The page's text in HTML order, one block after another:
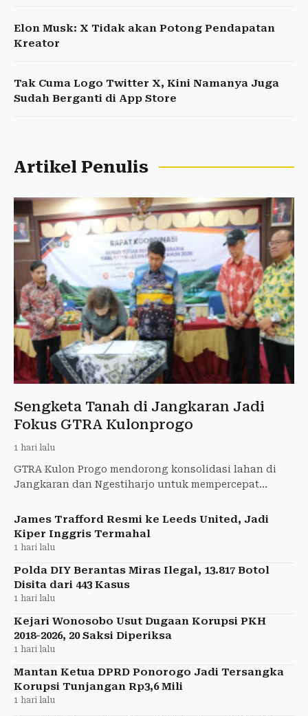
Elon Musk: X Tidak akan Potong Pendapatan
Kreator
Tak Cuma Logo Twitter X, Kini Namanya Juga
Sudah Berganti di App Store
Artikel Penulis
Sengketa Tanah di Jangkaran Jadi
Fokus GTRA Kulonprogo
1 hari lalu
GTRA Kulon Progo mendorong konsolidasi lahan di
Jangkaran dan Ngestiharjo untuk mempercepat
James Trafford Resmi ke Leeds United, Jadi
Kiper Inggris Termahal
1 hari lalu
Polda DIY Berantas Miras Ilegal, 13.817 Botol
Disita dari 443 Kasus
1 hari lalu
Kejari Wonosobo Usut Dugaan Korupsi PKH
2018-2026, 20 Saksi Diperiksa
1 hari lalu
Mantan Ketua DPRD Ponorogo Jadi Tersangka
Korupsi Tunjangan Rp3,6 Mili
1 hari lalu